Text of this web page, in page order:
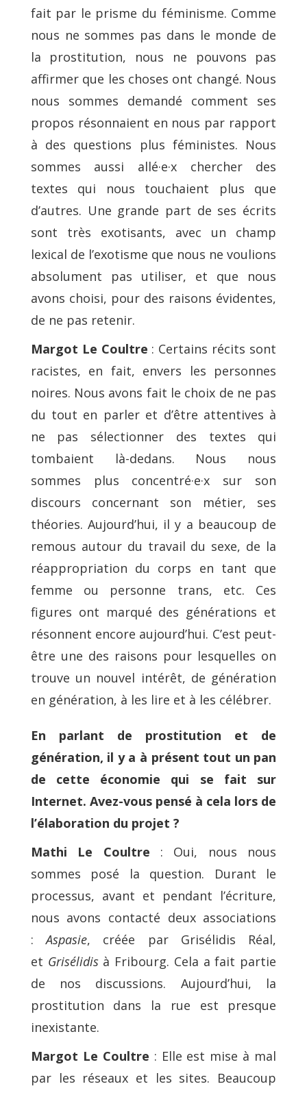
fait par le prisme du féminisme. Comme
nous ne sommes pas dans le monde de
la prostitution, nous ne pouvons pas
affirmer que les choses ont changé. Nous
nous sommes demandé comment ses
propos résonnaient en nous par rapport
à des questions plus féministes. Nous
sommes aussi allé·e·x chercher des
textes qui nous touchaient plus que
d’autres. Une grande part de ses écrits
sont très exotisants, avec un champ
lexical de l’exotisme que nous ne voulions
absolument pas utiliser, et que nous
avons choisi, pour des raisons évidentes,
de ne pas retenir.
Margot Le Coultre : Certains récits sont
racistes, en fait, envers les personnes
noires. Nous avons fait le choix de ne pas
du tout en parler et d’être attentives à
ne pas sélectionner des textes qui
tombaient là-dedans. Nous nous
sommes plus concentré·e·x sur son
discours concernant son métier, ses
théories. Aujourd’hui, il y a beaucoup de
remous autour du travail du sexe, de la
réappropriation du corps en tant que
femme ou personne trans, etc. Ces
figures ont marqué des générations et
résonnent encore aujourd’hui. C’est peut-
être une des raisons pour lesquelles on
trouve un nouvel intérêt, de génération
en génération, à les lire et à les célébrer.
En parlant de prostitution et de
génération, il y a à présent tout un pan
de cette économie qui se fait sur
Internet. Avez-vous pensé à cela lors de
l’élaboration du projet ?
Mathi Le Coultre : Oui, nous nous
sommes posé la question. Durant le
processus, avant et pendant l’écriture,
nous avons contacté deux associations
:Aspasie, créée par Grisélidis Réal,
et Grisélidis à Fribourg. Cela a fait partie
de nos discussions. Aujourd’hui, la
prostitution dans la rue est presque
inexistante.
Margot Le Coultre : Elle est mise à mal
par les réseaux et les sites. Beaucoup